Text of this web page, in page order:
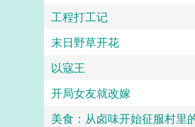
工程打工记
末日野草开花
以寇王
开局女友就改嫁
美食：从卤味开始征服村里